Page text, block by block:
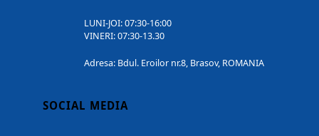
LUNI-JOI: 07:30-16:00
VINERI: 07:30-13.30
Adresa: Bdul. Eroilor nr.8, Brasov, ROMANIA
SOCIAL MEDIA